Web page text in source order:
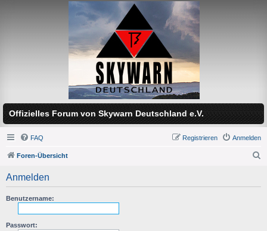
Offizielles Forum von Skywarn Deutschland e.V.
FAQ Anmelden
Registrieren
Foren-Übersicht
Anmelden
Benutzername:
Passwort: